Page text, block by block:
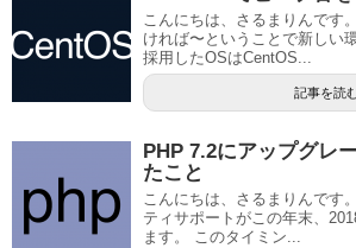
こんにちは、さるまりんです
ければ〜ということで新しい
採用したOSはCentOS...
記事を読
PHP 7.2にアップグレ
たこと
こんにちは、さるまりんです
ティサポートがこの年末、
ます。 このタイミン...